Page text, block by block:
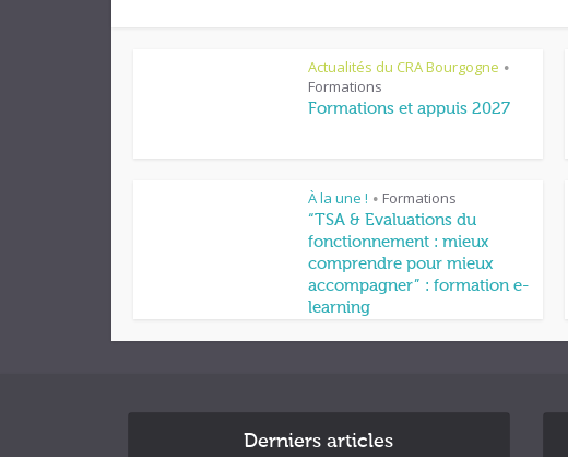
Actualités du CRA Bourgogne •
Formations
Formations et appuis 2027
À la une ! • Formations
“TSA & Evaluations du
fonctionnement : mieux
comprendre pour mieux
accompagner” : formation e-
learning
Derniers articles